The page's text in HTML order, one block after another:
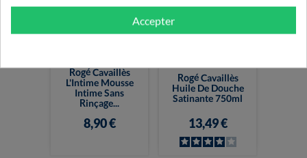
Rogé Cavaillès
L'Intime Mousse
Intime Sans
Rinçage...
8,90 €
Rogé Cavaillès
Huile De Douche
Satinante 750ml
13,49 €
Accepter